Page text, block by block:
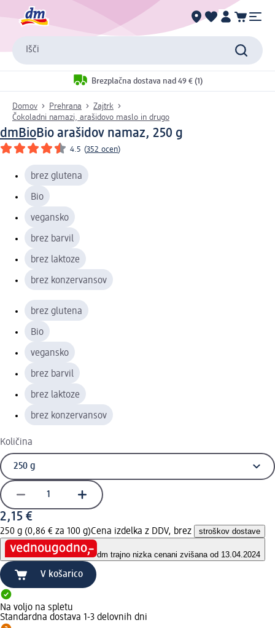
Išči
Brezplačna dostava nad 49 € (1)
Domov Prehrana
Zajtrk
Čokoladni namazi, arašidovo maslo in drugo
dmBioBio arašidov namaz, 250 g
4.5 (352 ocen)
brez glutena
Bio
vegansko
brez barvil
brez laktoze
brez konzervansov
brez glutena
Bio
vegansko
brez barvil
brez laktoze
brez konzervansov
Količina
2,15 €
250 g (0,86 € za 100 g)Cena izdelka z DDV, brez stroškov dostave
dm trajno nizka cenani zvišana od 13.04.2024
V košarico
Na voljo na spletu
Standardna dostava 1-3 delovnih dni